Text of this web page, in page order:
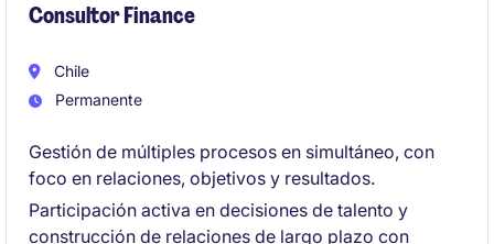
Consultor Finance
Chile
Permanente
Gestión de múltiples procesos en simultáneo, con
foco en relaciones, objetivos y resultados.
Participación activa en decisiones de talento y
construcción de relaciones de largo plazo con